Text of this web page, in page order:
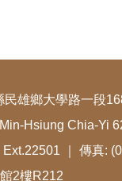
雄鄉大學路一段
Hsiung Chia-Yi
｜ 傳真:
2樓R212